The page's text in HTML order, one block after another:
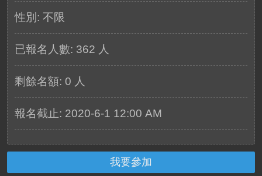
性別: 不限
已報名人數: 362 人
剩餘名額: 0 人
報名截止: 2020-6-1 12:00 AM
我要參加